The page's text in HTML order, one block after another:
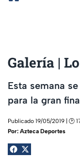
Galería |
Esta semana
para la gran
Publicado 19/05/2019 | 🕑
Por: Azteca Deportes